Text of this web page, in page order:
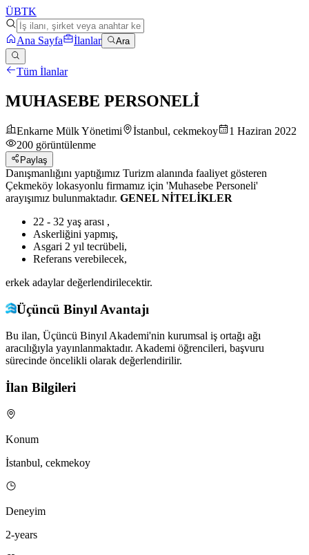
ÜBTK
Ana Sayfa İlanlar Ara
Tüm İlanlar
MUHASEBE PERSONELİ
Enkarne Mülk Yönetimi İstanbul, cekmekoy
1 Haziran 2022
200 görüntülenme
Paylaş
Danışmanlığını yaptığımız Turizm alanında faaliyet gösteren
Çekmeköy lokasyonlu firmamız için 'Muhasebe Personeli'
arayışımız bulunmaktadır. GENEL NİTELİKLER
22 - 32 yaş arası ,
Askerliğini yapmış,
Asgari 2 yıl tecrübeli,
Referans verebilecek,
erkek adaylar değerlendirilecektir.
Üçüncü Binyıl Avantajı
Bu ilan, Üçüncü Binyıl Akademi'nin kurumsal iş ortağı ağı
aracılığıyla yayınlanmaktadır. Akademi öğrencileri, başvuru
sürecinde öncelikli olarak değerlendirilir.
İlan Bilgileri
Konum
İstanbul, cekmekoy
Deneyim
2-years